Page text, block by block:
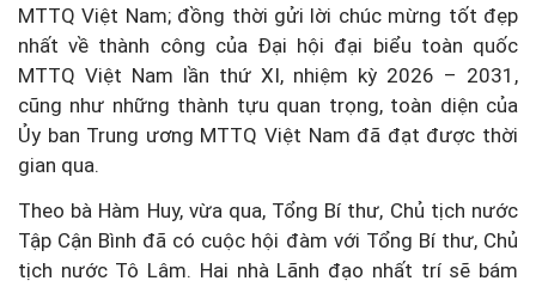
MTTQ Việt Nam; đồng thời gửi lời chúc mừng tốt đẹp
nhất về thành công của Đại hội đại biểu toàn quốc
MTTQ Việt Nam lần thứ XI, nhiệm kỳ 2026 – 2031,
cũng như những thành tựu quan trọng, toàn diện của
Ủy ban Trung ương MTTQ Việt Nam đã đạt được thời
gian qua.
Theo bà Hàm Huy, vừa qua, Tổng Bí thư, Chủ tịch nước
Tập Cận Bình đã có cuộc hội đàm với Tổng Bí thư, Chủ
tịch nước Tô Lâm. Hai nhà Lãnh đạo nhất trí sẽ bám